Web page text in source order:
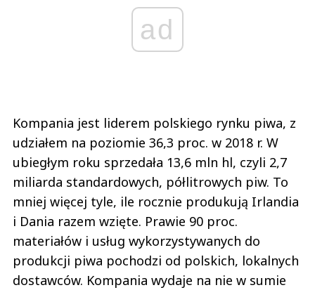
ad
Kompania jest liderem polskiego rynku piwa, z
udziałem na poziomie 36,3 proc. w 2018 r. W
ubiegłym roku sprzedała 13,6 mln hl, czyli 2,7
miliarda standardowych, półlitrowych piw. To
mniej więcej tyle, ile rocznie produkują Irlandia
i Dania razem wzięte. Prawie 90 proc.
materiałów i usług wykorzystywanych do
produkcji piwa pochodzi od polskich, lokalnych
dostawców. Kompania wydaje na nie w sumie